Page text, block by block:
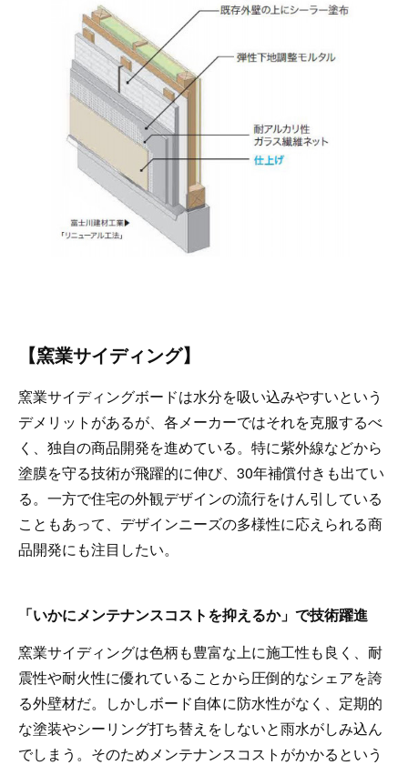
【窯業サイディング】
窯業サイディングボードは水分を吸い込みやすいという
デメリットがあるが、各メーカーではそれを克服するべ
く、独自の商品開発を進めている。特に紫外線などから
塗膜を守る技術が飛躍的に伸び、30年補償付きも出てい
る。一方で住宅の外観デザインの流行をけん引している
こともあって、デザインニーズの多様性に応えられる商
品開発にも注目したい。
「いかにメンテナンスコストを抑えるか」で技術躍進
窯業サイディングは色柄も豊富な上に施工性も良く、耐
震性や耐火性に優れていることから圧倒的なシェアを誇
る外壁材だ。しかしボード自体に防水性がなく、定期的
な塗装やシーリング打ち替えをしないと雨水がしみ込ん
でしまう。そのためメンテナンスコストがかかるという